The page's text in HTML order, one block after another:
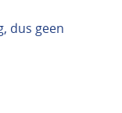
dus geen